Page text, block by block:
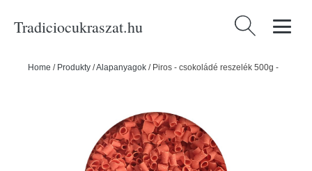
Tradiciocukraszat.hu Keresés:
Home / Produkty /Alapanyagok / Piros - csokoládé reszelék 500g -